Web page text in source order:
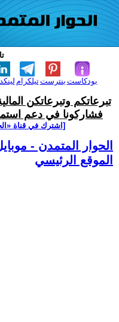
تيلكرامبنترست بودكاست
تبرعاتكم وتبرعاتكن
فشاركونا في دعم
[اشترك في قناة
الحوار المتمدن -
الموقع الرئيسي